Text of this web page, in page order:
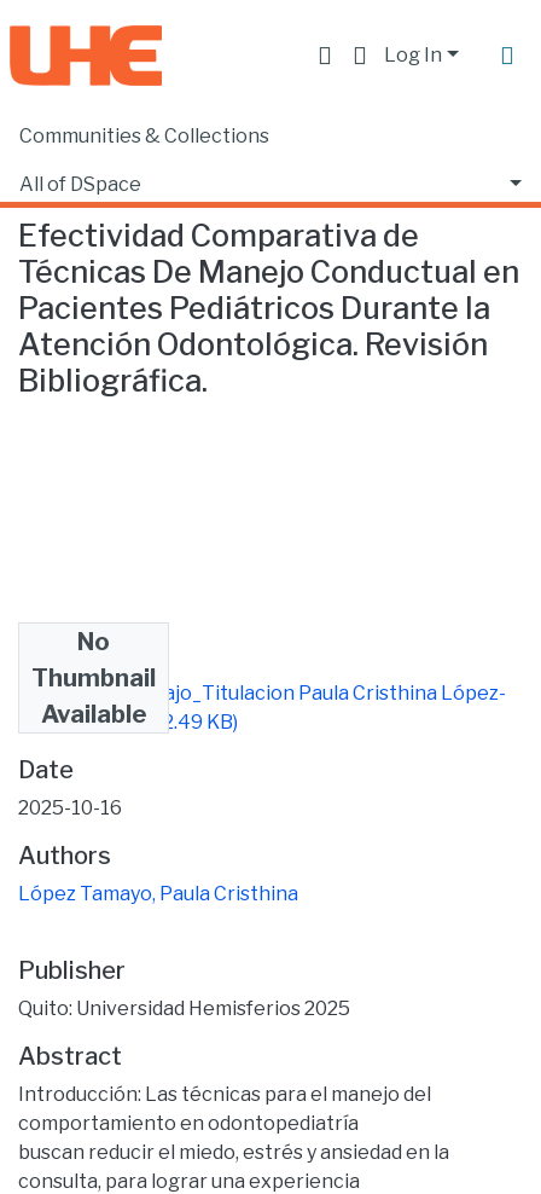
Log In
Communities & Collections
All of DSpace
Statistics
Home
Efectividad Comparativa de
Técnicas De Manejo Conductual en
Pacientes Pediátricos Durante la
Atención Odontológica. Revisión
Bibliográfica.
No
Thumbnail
Available
1 Formato_Trabajo_Titulacion Paula Cristhina López-
signed (1).pdf(312.49 KB)
Date
2025-10-16
Authors
López Tamayo, Paula Cristhina
Publisher
Quito: Universidad Hemisferios 2025
Abstract
Introducción: Las técnicas para el manejo del
comportamiento en odontopediatría
buscan reducir el miedo, estrés y ansiedad en la
consulta, para lograr una experiencia